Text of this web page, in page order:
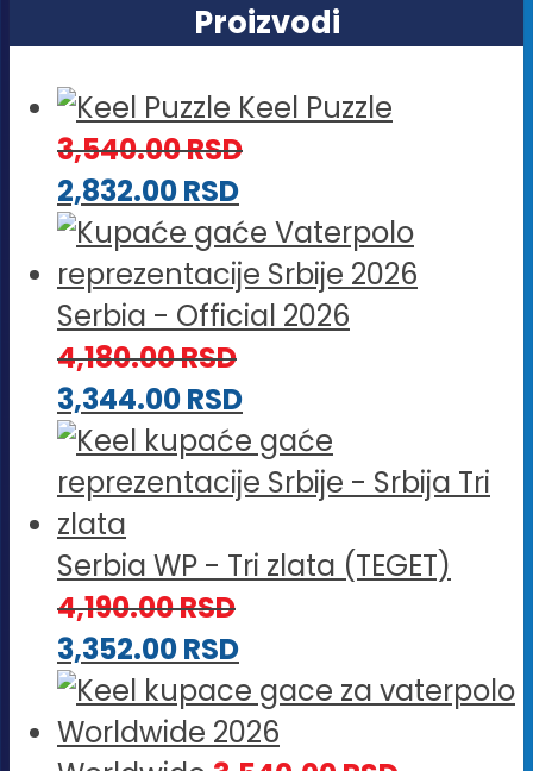
Proizvodi
Keel Puzzle
3,540.00RSD
2,832.00RSD
Serbia - Official 2026
4,180.00RSD
3,344.00RSD
Serbia WP - Tri zlata (TEGET)
4,190.00RSD
3,352.00RSD